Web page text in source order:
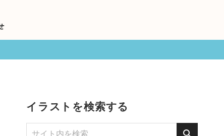
イラストを検索する